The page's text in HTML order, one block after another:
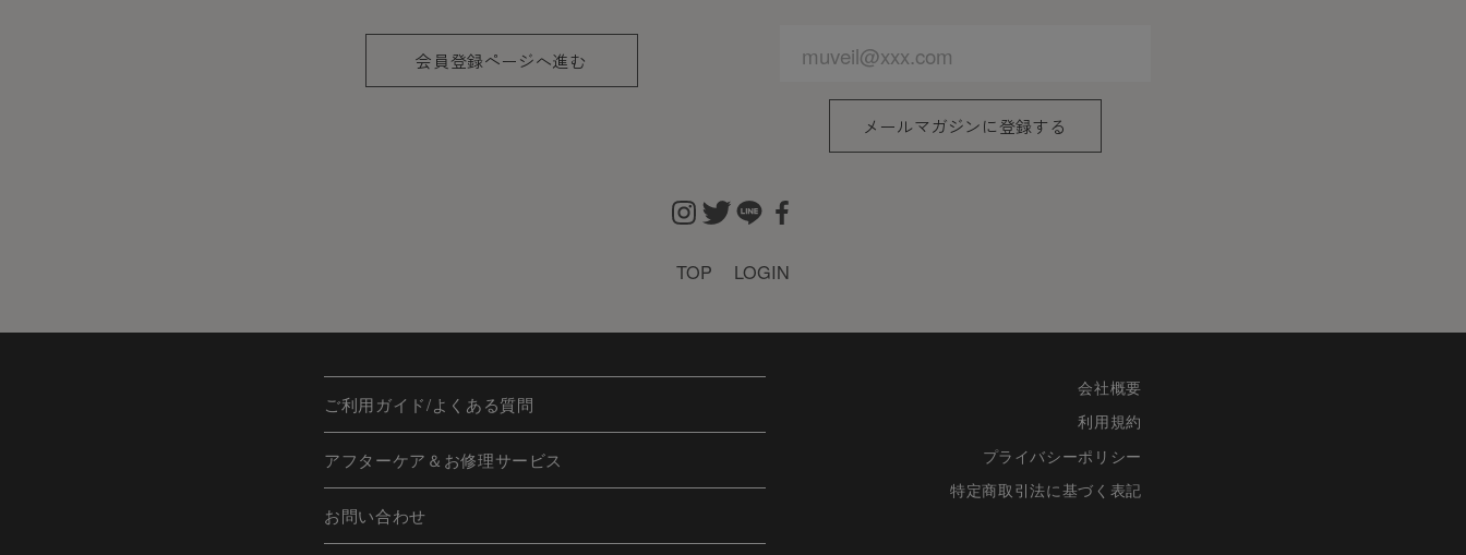
※ログインには、会員登録時に入力したメールアドレスおよびパスワードが必要になります。
会員のみなさまから提供された個人情報
当サイトを利用するにあたって、会員の住所、電話番号、購入履歴などの大切な個人情報がネットサーバ上に登録され
に会員除名処分を受けたことがある場合など、当社が不適当と判断した時は、その会員登録を承認しない場合がありま
また一度承認した会員であっても前述のいずれかであることが判明した場合は、ただちに承認を取り消させていただき
個人利用以外に転用、商用することを禁止します
会員登録ページへ進む
メールマガジンに登録する
TOP LOGIN
ご利用ガイド/よくある質問
アフターケア＆お修理サービス
お問い合わせ
会社概要
利用規約
プライバシーポリシー
特定商取引法に基づく表記